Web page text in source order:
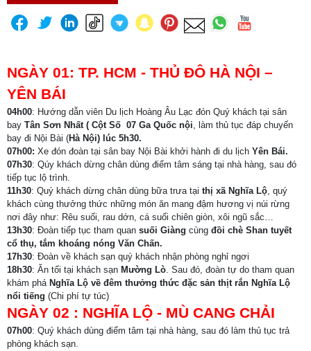
NGÀY 01: TP. HCM - THỦ ĐÔ HÀ NỘI –
YÊN BÁI
04h00: Hướng dẫn viên Du lịch Hoàng Âu Lạc đón Quý khách tại sân
bay Tân Sơn Nhất ( Cột Số 07 Ga Quốc nội, làm thủ tục đáp chuyến
bay đi Nội Bài (Hà Nội) lúc 5h30.
07h00: Xe đón đoàn tại sân bay Nội Bài khởi hành đi du lịch Yên Bái.
07h30: Qúy khách dừng chân dùng điểm tâm sáng tại nhà hàng, sau đó
tiếp tục lộ trình.
11h30: Quý khách dừng chân dùng bữa trưa tại thị xã Nghĩa Lộ, quý
khách cùng thưởng thức những món ăn mang đậm hương vị núi rừng
nơi đây như: Rêu suối, rau dớn, cá suối chiên giòn, xôi ngũ sắc…
13h30: Đoàn tiếp tục tham quan suối Giàng cùng đồi chè Shan tuyết
cổ thụ, tắm khoáng nóng Văn Chấn.
17h30: Đoàn về khách sạn quý khách nhận phòng nghỉ ngơi
18h30: Ăn tối tại khách sạn Mường Lò. Sau đó, đoàn tự do tham quan
khám phá Nghĩa Lộ về đêm thưởng thức đặc sản thịt rắn Nghĩa Lộ
nổi tiếng (Chi phí tự túc)
NGÀY 02 : NGHĨA LỘ - MÙ CANG CHẢI
07h00: Quý khách dùng điểm tâm tại nhà hàng, sau đó làm thủ tục trả
phòng khách sạn.